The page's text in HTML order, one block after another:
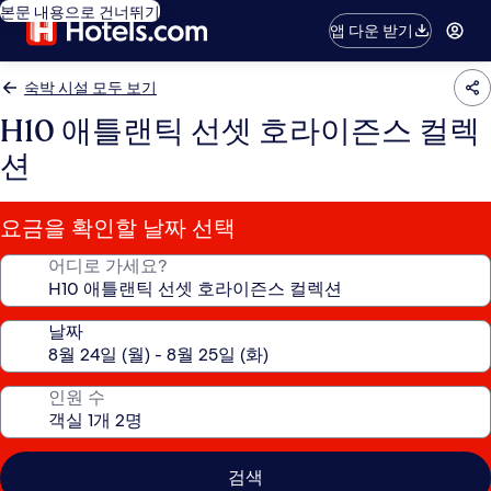
본문 내용으로 건너뛰기
앱 다운 받기
숙박 시설 모두 보기
H10 애틀랜틱 선셋 호라이즌스 컬렉
션
요금을 확인할 날짜 선택
어디로 가세요?
날짜
인원 수
검색